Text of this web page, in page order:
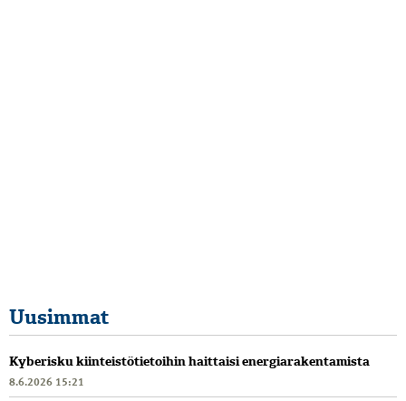
Uusimmat
Kyberisku kiinteistötietoihin haittaisi energiarakentamista
8.6.2026 15:21